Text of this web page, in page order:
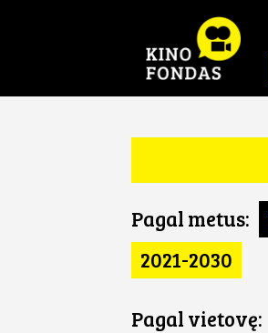
Pagal metus:
2021-2030
Pagal vietovę: